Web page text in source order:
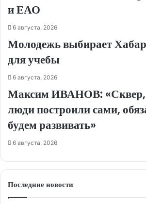
и ЕАО
6 августа, 2026
Молодежь выбирает
для учебы
6 августа, 2026
Максим ИВАНОВ:
люди построили сами,
будем развивать»
6 августа, 2026
Последние новости